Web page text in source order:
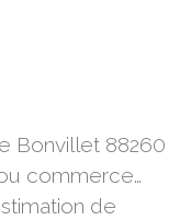
Bonvillet 88260
commerce…
de